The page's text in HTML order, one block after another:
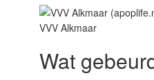
VVV Alkmaar
Wat